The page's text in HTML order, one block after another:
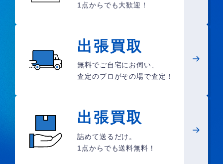
1点からでも大歓迎！
出張買取
無料でご自宅にお伺い、
査定のプロがその場で査定！
出張買取
詰めて送るだけ。
1点からでも送料無料！